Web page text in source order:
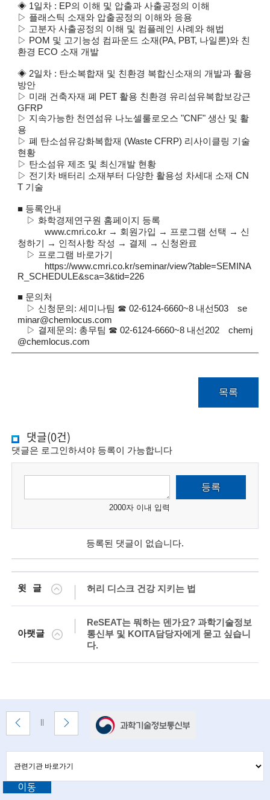
e
n
t
i
s
t
s
a
n
e
n
g
i
n
e
e
r
a
a
n
c
e
m
e
n
e
◈ 1일차 : EP의 이해 및 압출과 사출공정의 이해
▷ 플래스틱 소재와 압출공정의 이해와 응용
▷ 고분자 사출공정의 이해 및 컴플레인 사례와 해법
▷ POM 및 고기능성 컴파운드 소재(PA, PBT, 나일론)와 친
환경 ECO 소재 개발
◈ 2일차 : 탄소복합재 및 친환경 복합신소재의 개발과 활용
방안
▷ 미래 건축자재 폐 PET 활용 친환경 유리섬유복합보강근
GFRP
▷ 지속가능한 천연섬유 나노셀룰로오스 "CNF" 생산 및 활
용
▷ 폐 탄소섬유강화복합재 (Waste CFRP) 리사이클링 기술
현황
▷ 탄소섬유 제조 및 최신개발 현황
▷ 전기차 배터리 소재부터 다양한 활용성 차세대 소재 CN
T 기술
■ 등록안내
▷ 화학경제연구원 홈페이지 등록
www.cmri.co.kr → 회원가입 → 프로그램 선택 → 신
청하기 → 인적사항 작성 → 결제 → 신청완료
▷ 프로그램 바로가기
https://www.cmri.co.kr/seminar/view?table=SEMINA
R_SCHEDULE&sca=3&tid=226
■ 문의처
▷ 신청문의: 세미나팀 ☎ 02-6124-6660~8 내선503 se
minar@chemlocus.com
▷ 결제문의: 총무팀 ☎ 02-6124-6660~8 내선202 chemj
@chemlocus.com
목록
댓글(0건)
댓글은 로그인하셔야 등록이 가능합니다
작
2000자 이내 입력
등록
등록된 댓글이 없습니다.
윗글 허리 디스크 건강 지키는 법
아랫글
ReSEAT는 뭐하는 덴가요? 과학기술정보
통신부 및 KOITA담당자에게 묻고 싶습니
다.
배
너
존
전
너
보
너
지
음
너
보
련
기이동